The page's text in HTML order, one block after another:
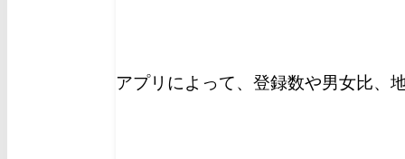
アプリによって、登録数や男女比、